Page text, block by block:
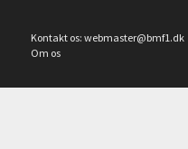
Kontakt os: webmaster@bmf1.dk
Om os